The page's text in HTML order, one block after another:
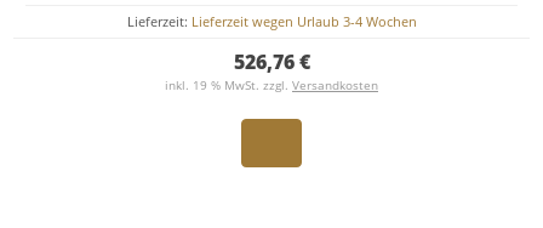
Lieferzeit: Lieferzeit wegen Urlaub 3-4 Wochen
526,76 €
inkl. 19 % MwSt. zzgl. Versandkosten